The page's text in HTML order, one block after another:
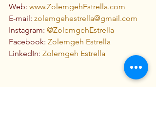
Web: www.ZolemgehEstrella.com
E-mail: zolemgehestrella@gmail.com
Instagram: @ZolemgehEstrella
Facebook: Zolemgeh Estrella
LinkedIn: Zolemgeh Estrella